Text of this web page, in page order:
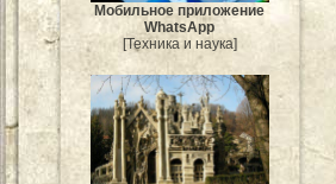
Мобильное приложение
WhatsApp
[Техника и наука]